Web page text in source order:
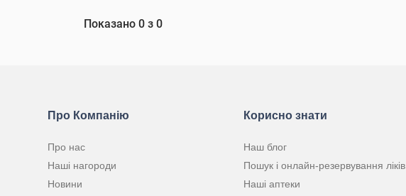
Показано 0 з 0
Про Компанію
Про нас
Наші нагороди
Новини
Корисно знати
Наш блог
Пошук і онлайн-резервування ліків
Наші аптеки